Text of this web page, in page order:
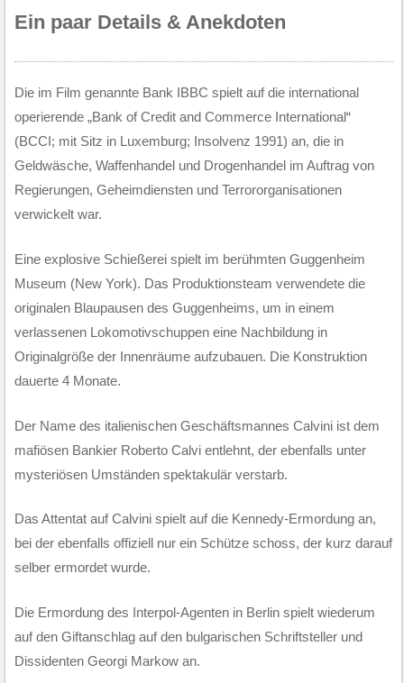
Ein paar Details & Anekdoten
Die im Film genannte Bank IBBC spielt auf die international
operierende „Bank of Credit and Commerce International“
(BCCI; mit Sitz in Luxemburg; Insolvenz 1991) an, die in
Geldwäsche, Waffenhandel und Drogenhandel im Auftrag von
Regierungen, Geheimdiensten und Terrororganisationen
verwickelt war.
Eine explosive Schießerei spielt im berühmten Guggenheim
Museum (New York). Das Produktionsteam verwendete die
originalen Blaupausen des Guggenheims, um in einem
verlassenen Lokomotivschuppen eine Nachbildung in
Originalgröße der Innenräume aufzubauen. Die Konstruktion
dauerte 4 Monate.
Der Name des italienischen Geschäftsmannes Calvini ist dem
mafiösen Bankier Roberto Calvi entlehnt, der ebenfalls unter
mysteriösen Umständen spektakulär verstarb.
Das Attentat auf Calvini spielt auf die Kennedy-Ermordung an,
bei der ebenfalls offiziell nur ein Schütze schoss, der kurz darauf
selber ermordet wurde.
Die Ermordung des Interpol-Agenten in Berlin spielt wiederum
auf den Giftanschlag auf den bulgarischen Schriftsteller und
Dissidenten Georgi Markow an.